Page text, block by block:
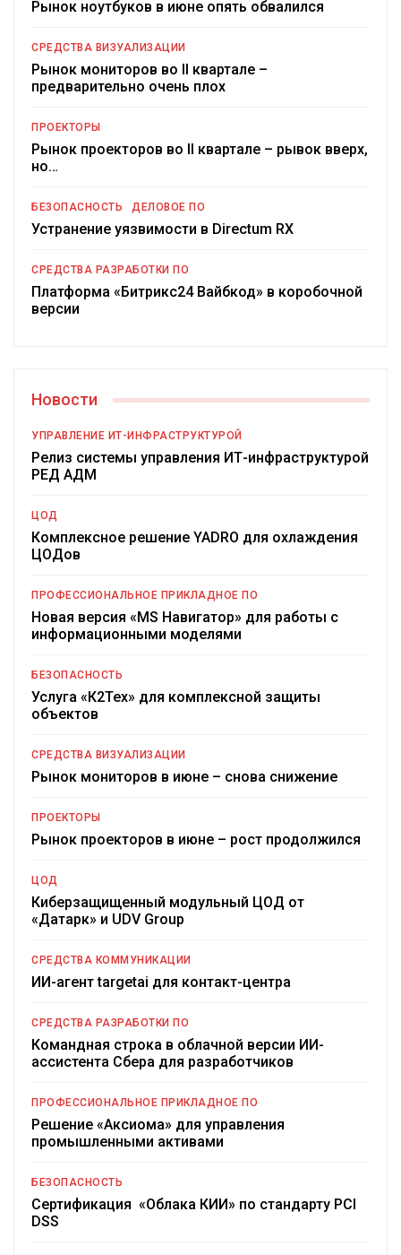
Рынок ноутбуков в июне опять обвалился
СРЕДСТВА ВИЗУАЛИЗАЦИИ
Рынок мониторов во II квартале –
предварительно очень плох
ПРОЕКТОРЫ
Рынок проекторов во II квартале – рывок вверх,
но…
БЕЗОПАСНОСТЬ ДЕЛОВОЕ ПО
Устранение уязвимости в Directum RX
СРЕДСТВА РАЗРАБОТКИ ПО
Платформа «Битрикс24 Вайбкод» в коробочной
версии
Новости
УПРАВЛЕНИЕ ИТ-ИНФРАСТРУКТУРОЙ
Релиз системы управления ИТ-инфраструктурой
РЕД АДМ
ЦОД
Комплексное решение YADRO для охлаждения
ЦОДов
ПРОФЕССИОНАЛЬНОЕ ПРИКЛАДНОЕ ПО
Новая версия «MS Навигатор» для работы с
информационными моделями
БЕЗОПАСНОСТЬ
Услуга «К2Тех» для комплексной защиты
объектов
СРЕДСТВА ВИЗУАЛИЗАЦИИ
Рынок мониторов в июне – снова снижение
ПРОЕКТОРЫ
Рынок проекторов в июне – рост продолжился
ЦОД
Киберзащищенный модульный ЦОД от
«Датарк» и UDV Group
СРЕДСТВА КОММУНИКАЦИИ
ИИ-агент targetai для контакт-центра
СРЕДСТВА РАЗРАБОТКИ ПО
Командная строка в облачной версии ИИ-
ассистента Сбера для разработчиков
ПРОФЕССИОНАЛЬНОЕ ПРИКЛАДНОЕ ПО
Решение «Аксиома» для управления
промышленными активами
БЕЗОПАСНОСТЬ
Сертификация «Облака КИИ» по стандарту PCI
DSS